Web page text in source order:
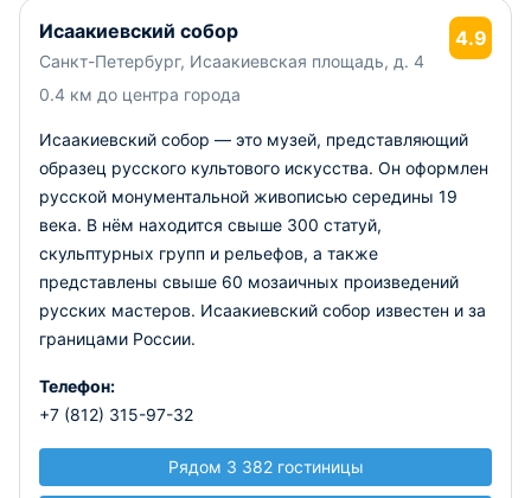
Исаакиевский собор
Санкт-Петербург, Исаакиевская площадь, д. 4
0.4 км до центра города
4.9
Исаакиевский собор — это музей, представляющий
образец русского культового искусства. Он оформлен
русской монументальной живописью середины 19
века. В нём находится свыше 300 статуй,
скульптурных групп и рельефов, а также
представлены свыше 60 мозаичных произведений
русских мастеров. Исаакиевский собор известен и за
границами России.
Телефон:
+7 (812) 315-97-32
Рядом 3 382 гостиницы